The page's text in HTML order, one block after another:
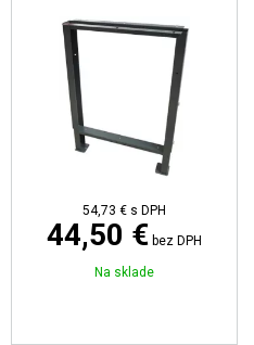
54,73 € s DPH
44,50 € bez DPH
Na sklade